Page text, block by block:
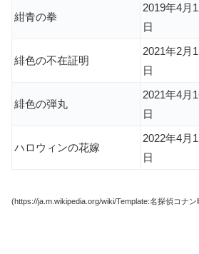
紺青の拳
2019年4月
日
緋色の不在証明
2021年2月
日
緋色の弾丸
2021年4月
日
ハロウィンの花嫁
2022年4月
日
(https://ja.m.wikipedia.org/wiki/Template:名探偵コナ